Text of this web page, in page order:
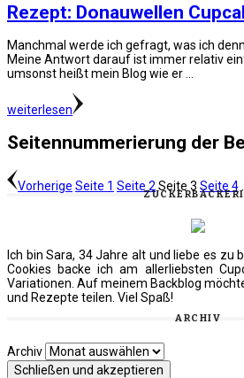
Rezept: Donauwellen
Manchmal werde ich gefragt, was ich
Meine Antwort darauf ist immer relativ
umsonst heißt mein Blog wie er …
weiterlesen
Seitennummerierung der
Vorherige Seite 1 Seite 2 Seite 3 Seite 4
Ich bin Sara, 34 Jahre alt und liebe es zu
Cookies backe ich am allerliebsten
Variationen. Auf meinem Backblog
und Rezepte teilen. Viel Spaß!
ARCHIV
Archiv